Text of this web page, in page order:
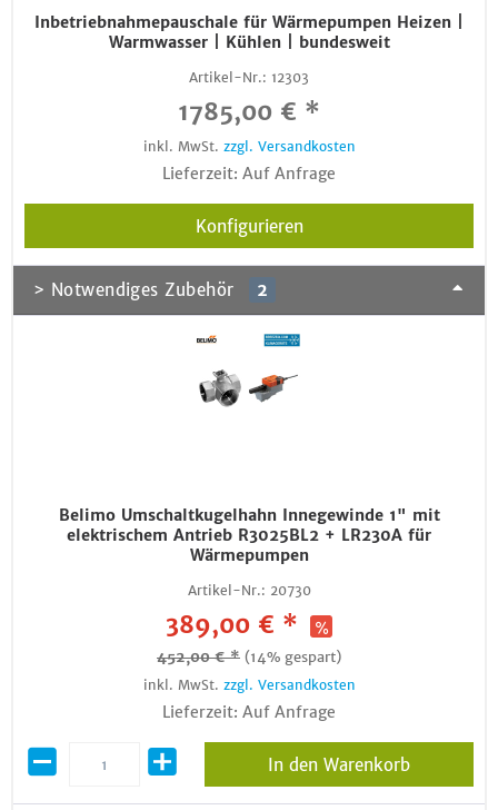
Inbetriebnahmepauschale für Wärmepumpen Heizen |
Warmwasser | Kühlen | bundesweit
Artikel-Nr.: 12303
1785,00 € *
inkl. MwSt. zzgl. Versandkosten
Lieferzeit: Auf Anfrage
Konfigurieren
> Notwendiges Zubehör 2
Belimo Umschaltkugelhahn Innegewinde 1" mit
elektrischem Antrieb R3025BL2 + LR230A für
Wärmepumpen
Artikel-Nr.: 20730
389,00 € *
452,00 € * (14% gespart)
inkl. MwSt. zzgl. Versandkosten
Lieferzeit: Auf Anfrage
In den Warenkorb